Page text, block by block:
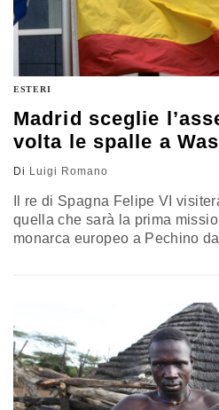
ESTERI
Madrid sceglie
volta le spalle a
Di Luigi Romano
Il re di Spagna Felipe VI
quella che sarà la prima
monarca europeo a Pechino
della linea europea verso la